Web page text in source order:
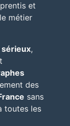
et
métier
,
des
sans
toutes les